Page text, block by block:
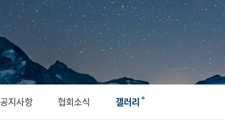
공지사항 협회소식 갤러리